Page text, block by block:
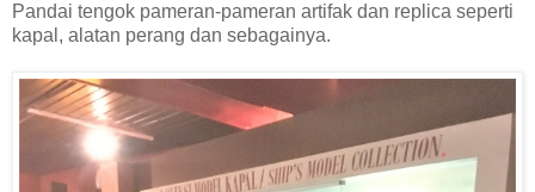
Pandai tengok pameran-pameran artifak dan replica seperti
kapal, alatan perang dan sebagainya.